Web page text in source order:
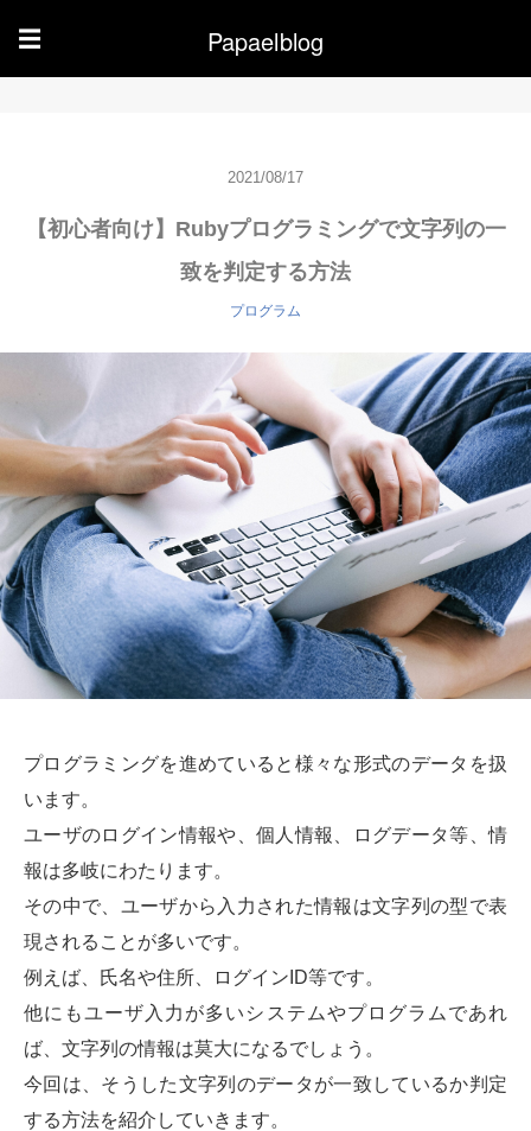
☰ Papaelblog
2021/08/17
【初心者向け】Rubyプログラミングで文字列の一
致を判定する方法
プログラム
プログラミングを進めていると様々な形式のデータを扱
います。
ユーザのログイン情報や、個人情報、ログデータ等、情
報は多岐にわたります。
その中で、ユーザから入力された情報は文字列の型で表
現されることが多いです。
例えば、氏名や住所、ログインID等です。
他にもユーザ入力が多いシステムやプログラムであれ
ば、文字列の情報は莫大になるでしょう。
今回は、そうした文字列のデータが一致しているか判定
する方法を紹介していきます。